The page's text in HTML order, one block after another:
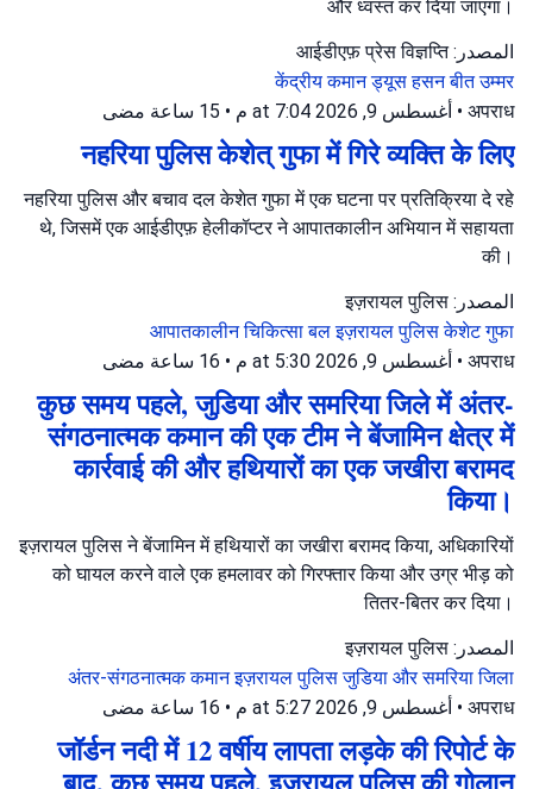
और ध्वस्त कर दिया जाएगा।
المصدر: आईडीएफ़ प्रेस विज्ञप्ति
केंद्रीय कमानड्यूस हसनबीत उम्मर
अपराध
• أغسطس 9, 2026 at 7:04 م • 15 ساعة مضى
नहरिया पुलिस केशेत् गुफा में गिरे व्यक्ति के लिए
नहरिया पुलिस और बचाव दल केशेत गुफा में एक घटना पर प्रतिक्रिया दे रहे
थे, जिसमें एक आईडीएफ़ हेलीकॉप्टर ने आपातकालीन अभियान में सहायता
की।
المصدر: इज़रायल पुलिस
आपातकालीन चिकित्सा बलइज़रायल पुलिसकेशेट गुफा
अपराध
• أغسطس 9, 2026 at 5:30 م • 16 ساعة مضى
कुछ समय पहले, जुडिया और समरिया जिले में अंतर-
संगठनात्मक कमान की एक टीम ने बेंजामिन क्षेत्र में
कार्रवाई की और हथियारों का एक जखीरा बरामद
किया।
इज़रायल पुलिस ने बेंजामिन में हथियारों का जखीरा बरामद किया, अधिकारियों
को घायल करने वाले एक हमलावर को गिरफ्तार किया और उग्र भीड़ को
तितर-बितर कर दिया।
المصدر: इज़रायल पुलिस
अंतर-संगठनात्मक कमानइज़रायल पुलिसजुडिया और समरिया जिला
अपराध
• أغسطس 9, 2026 at 5:27 م • 16 ساعة مضى
जॉर्डन नदी में 12 वर्षीय लापता लड़के की रिपोर्ट के